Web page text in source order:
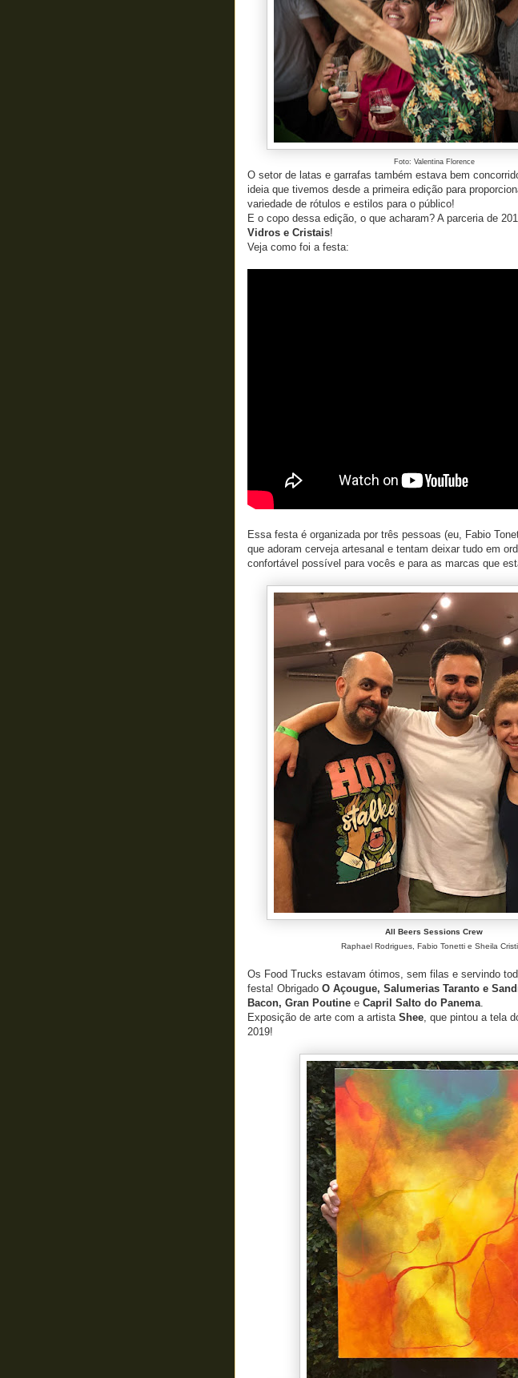
Foto: Valentina Florence
O setor de latas e garrafas também estava bem
ideia que tivemos desde a primeira edição para
variedade de rótulos e estilos para o público!
E o copo dessa edição, o que acharam? A parceria de
Vidros e Cristais!
Veja como foi a festa:
Essa festa é organizada por três pessoas (eu, Fabio
que adoram cerveja artesanal e tentam deixar tudo em
confortável possível para vocês e para as marcas que
All Beers Sessions Crew
Raphael Rodrigues, Fabio Tonetti e Sheila
Os Food Trucks estavam ótimos, sem filas e servindo
festa! Obrigado O Açougue, Salumerias Taranto e
Bacon, Gran Poutine e Capril Salto do Panema.
Exposição de arte com a artista Shee, que pintou a tela
2019!